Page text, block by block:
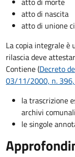
atto di nascita
atto di unione
La copia integrale è
rilascia deve
Contiene (Decreto
03/11/2000, n.
la trascrizione
archivi
le singole